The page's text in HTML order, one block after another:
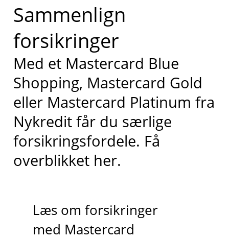
Sammenlign
forsikringer
Med et Mastercard Blue
Shopping, Mastercard Gold
eller Mastercard Platinum fra
Nykredit får du særlige
forsikringsfordele. Få
overblikket her.
Læs om forsikringer
med Mastercard